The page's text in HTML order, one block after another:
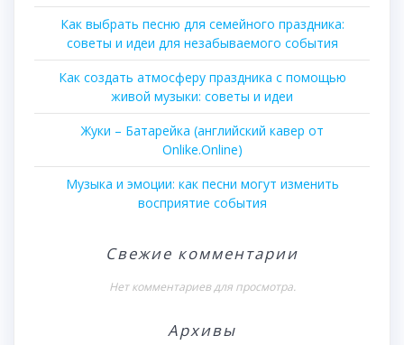
Как выбрать песню для семейного праздника:
советы и идеи для незабываемого события
Как создать атмосферу праздника с помощью
живой музыки: советы и идеи
Жуки – Батарейка (английский кавер от
Onlike.Online)
Музыка и эмоции: как песни могут изменить
восприятие события
Свежие комментарии
Нет комментариев для просмотра.
Архивы